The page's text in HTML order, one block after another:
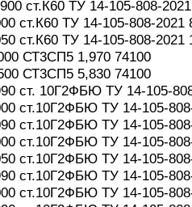
ст.К60 ТУ 14-105-808-
ст.К60 ТУ 14-105-808-2021
ст.К60 ТУ 14-105-808-2021
СТ3СП5 1,970 74100
СТ3СП5 5,830 74100
ст. 10Г2ФБЮ ТУ 14-105-
ст.10Г2ФБЮ ТУ 14-105-
ст.10Г2ФБЮ ТУ 14-105-
ст.10Г2ФБЮ ТУ 14-105-
ст.10Г2ФБЮ ТУ 14-105-
ст.10Г2ФБЮ ТУ 14-105-
ст.10Г2ФБЮ ТУ 14-105-